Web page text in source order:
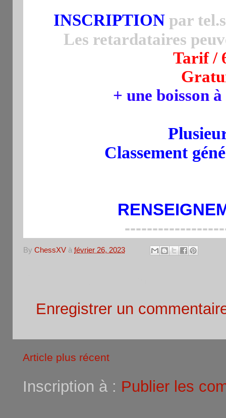
INSCRIPTION par
Les retardataires
Tarif /
+ une boisson
Classement
By ChessXV à février 26, 2023
Enregistrer un
Article plus récent
Inscription à : Publier les